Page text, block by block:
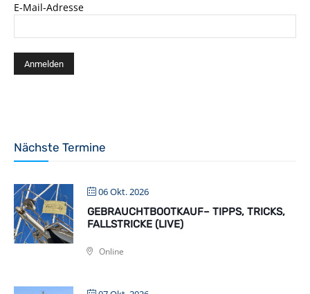
E-Mail-Adresse
Nächste Termine
06 Okt. 2026
GEBRAUCHTBOOTKAUF– TIPPS, TRICKS,
FALLSTRICKE (LIVE)
Online